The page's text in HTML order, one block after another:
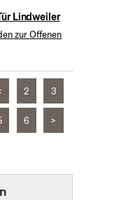
Lindweiler
zur Offenen
2 3
6 >